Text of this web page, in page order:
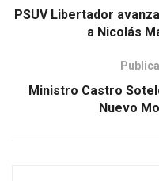
PSUV Libertador
a Nicolás
Ministro Castro
Nuevo